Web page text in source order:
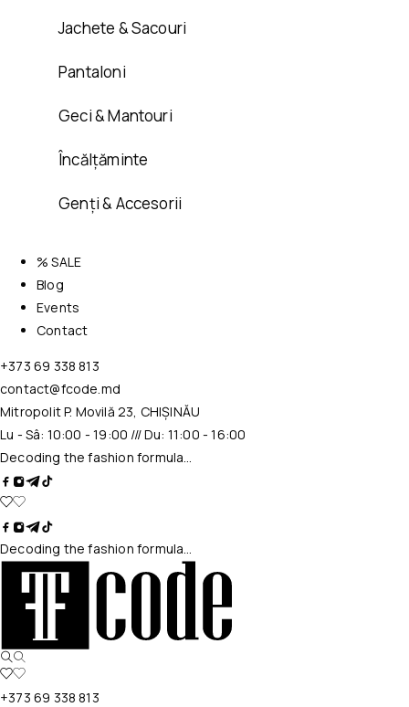
Jachete & Sacouri
Pantaloni
Geci & Mantouri
Încălțăminte
Genți & Accesorii
% SALE
Blog
Events
Contact
+373 69 338 813
contact@fcode.md
Mitropolit P. Movilă 23, CHIȘINĂU
Lu - Sâ: 10:00 - 19:00 /// Du: 11:00 - 16:00
Decoding the fashion formula…
Decoding the fashion formula…
+373 69 338 813